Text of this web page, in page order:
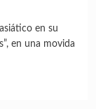
en su
en una movida